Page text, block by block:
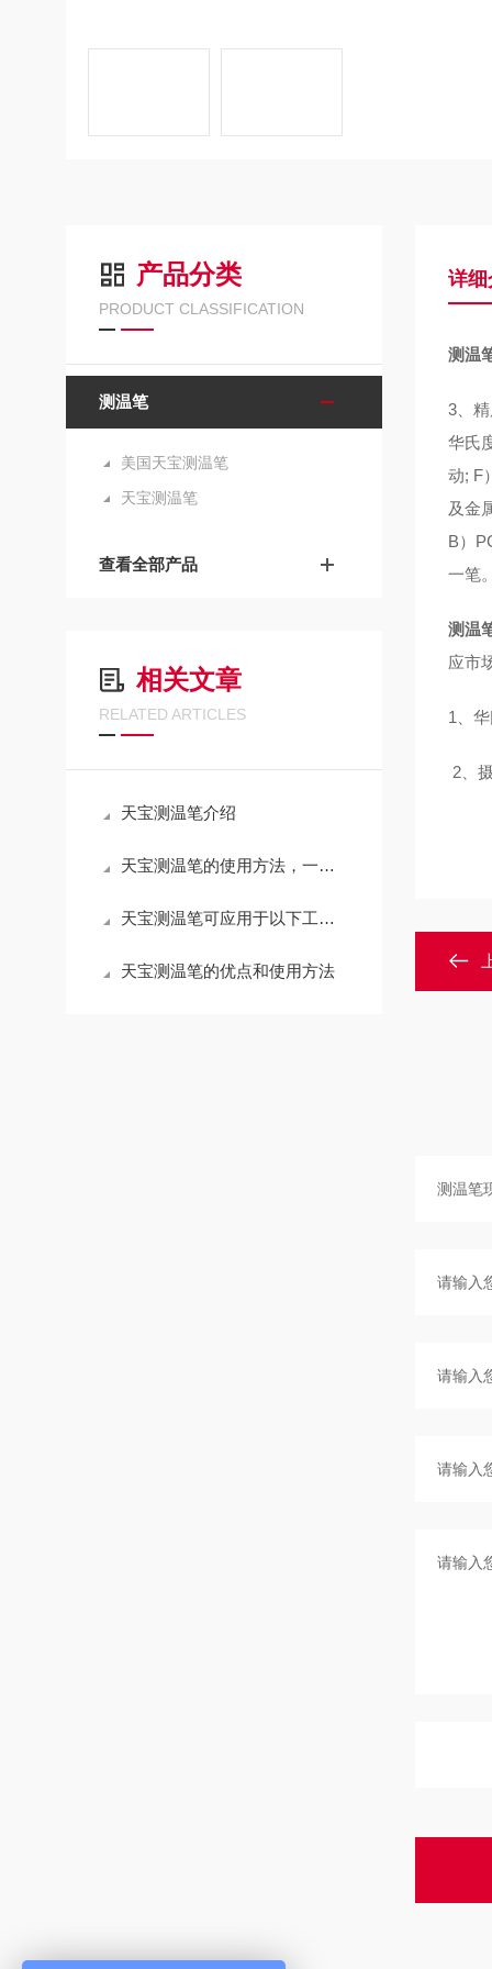
产品分类
PRODUCT CLASSIFICATION
测温笔
美国天宝测温笔
天宝测温笔
查看全部产品
相关文章
RELATED ARTICLES
天宝测温笔介绍
天宝测温笔的使用方法，一定要记牢！
天宝测温笔可应用于以下工序之表面温度测量
天宝测温笔的优点和使用方法
详细
测温
3、
华氏
动; F
及金
B）
一笔
测温
应市
1、
2、